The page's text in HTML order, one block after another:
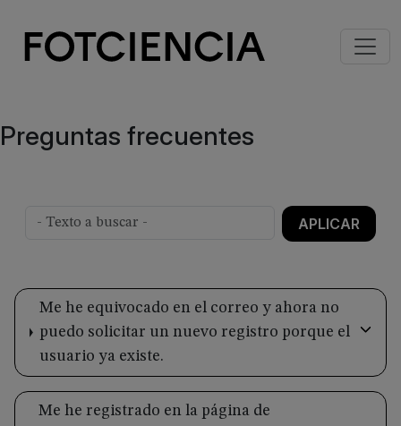
Preguntas frecuentes
Me he equivocado en el correo y ahora no
puedo solicitar un nuevo registro porque el
usuario ya existe.
Me he registrado en la página de